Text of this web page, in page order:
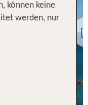
CLUB Fodele
können keine
werden, nur